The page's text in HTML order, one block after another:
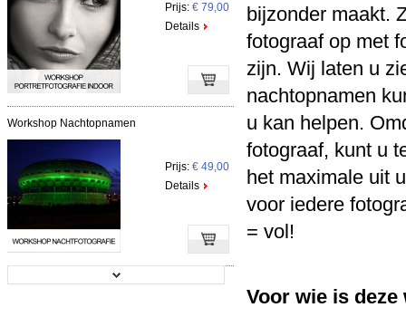
Prijs: € 79,00
Details
Workshop Nachtopnamen
Prijs: € 49,00
Details
Workshop Macrofotografie
bijzonder maakt.
fotograaf op met
zijn. Wij laten u
nachtopnamen
u kan helpen.
fotograaf, kunt u
het maximale uit
voor iedere
= vol!
Voor wie is